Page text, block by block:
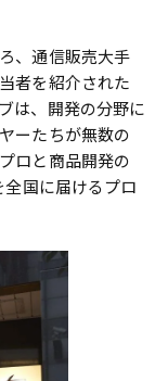
、通信販売大手
者を紹介された
は、開発の分野に
ーたちが無数の
ロと商品開発の
全国に届けるプロ